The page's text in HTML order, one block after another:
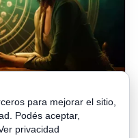
MÁS Y
para mejorar el sitio,
Podés aceptar,
privacidad